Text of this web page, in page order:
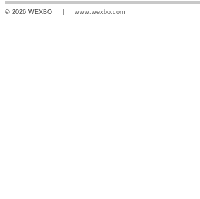
© 2026 WEXBO | www.wexbo.com